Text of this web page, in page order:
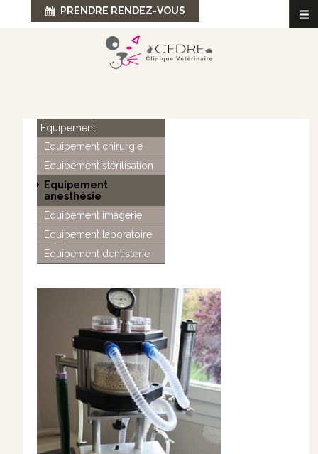
PRENDRE RENDEZ-VOUS
La Clinique
Infos Utiles
BOUTIQUE
Equipement
Equipement chirurgie
Equipement stérilisation
Equipement
anesthésie
Equipement imagerie
Equipement laboratoire
Equipement dentisterie